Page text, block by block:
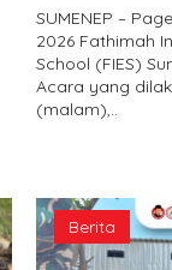
SUMENEP –
2026 Fathimah
School (FIES)
Acara yang
(malam),..
Berita